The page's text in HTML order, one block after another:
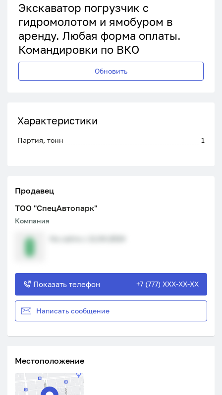
Экскаватор погрузчик с
гидромолотом и ямобуром в
аренду. Любая форма оплаты.
Командировки по ВКО
Обновить
Характеристики
Партия, тонн 1
Продавец
ТОО "СпецАвтопарк"
Компания
Показать телефон +7 (777) XXX-XX-XX
Написать сообщение
Местоположение